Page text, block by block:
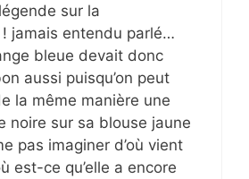
sur la
jamais entendu parlé…
bleue devait donc
aussi puisqu’on peut
la même manière une
noire sur sa blouse jaune
pas imaginer d’où vient
est-ce qu’elle a encore